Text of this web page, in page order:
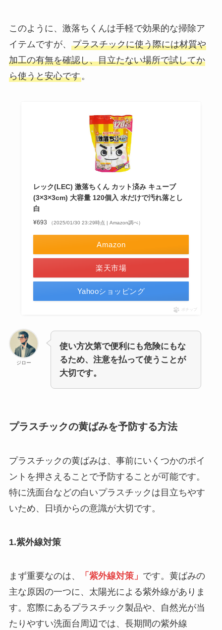
このように、激落ちくんは手軽で効果的な掃除ア
イテムですが、 プラスチックに使う際には材質や
加工の有無を確認し、目立たない場所で試してか
ら使うと安心です。
レック(LEC) 激落ちくん カット済み キューブ
(3×3×3cm) 大容量 120個入 水だけで汚れ落とし
白
¥693 （2025/01/30 23:29時点 | Amazon調べ）
Amazon
楽天市場
Yahooショッピング
ポチップ
ジロー
使い方次第で便利にも危険にもな
るため、注意を払って使うことが
大切です。
プラスチックの黄ばみを予防する方法
プラスチックの黄ばみは、事前にいくつかのポイ
ントを押さえることで予防することが可能です。
特に洗面台などの白いプラスチックは目立ちやす
いため、日頃からの意識が大切です。
1.紫外線対策
まず重要なのは、 「紫外線対策」 です。黄ばみの
主な原因の一つに、太陽光による紫外線がありま
す。窓際にあるプラスチック製品や、自然光が当
たりやすい洗面台周辺では、長期間の紫外線